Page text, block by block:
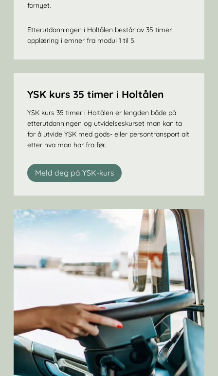
fornyet.
Etterutdanningen i Holtålen består av 35 timer
opplæring i emner fra modul 1 til 5.
YSK kurs 35 timer i Holtålen
YSK kurs 35 timer i Holtålen er lengden både på
etterutdanningen og utvidelseskurset man kan ta
for å utvide YSK med gods- eller persontransport alt
etter hva man har fra før.
Meld deg på YSK-kurs